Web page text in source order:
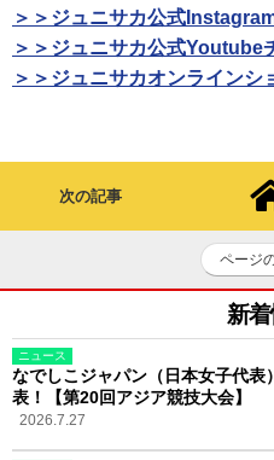
＞＞ジュニサカ公式
＞＞ジュニサカ公式Youtube
＞＞ジュニサカオンラインシ
次の記事
ページ
新
ニュース
なでしこジャパン（日本女子代表
表！【第20回アジア競技大会】
2026.7.27